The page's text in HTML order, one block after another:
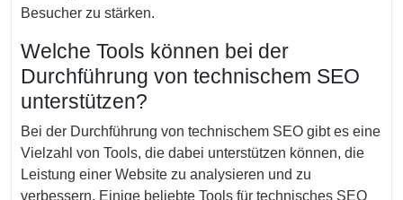
Besucher zu stärken.
Welche Tools können bei der
Durchführung von technischem SEO
unterstützen?
Bei der Durchführung von technischem SEO gibt es eine
Vielzahl von Tools, die dabei unterstützen können, die
Leistung einer Website zu analysieren und zu
verbessern. Einige beliebte Tools für technisches SEO